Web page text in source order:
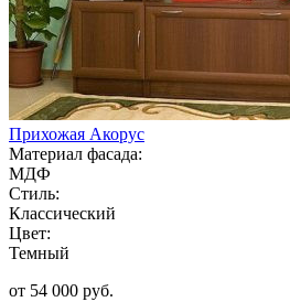
Прихожая Акорус
Материал фасада:
МДФ
Стиль:
Классический
Цвет:
Темный
от 54 000 руб.